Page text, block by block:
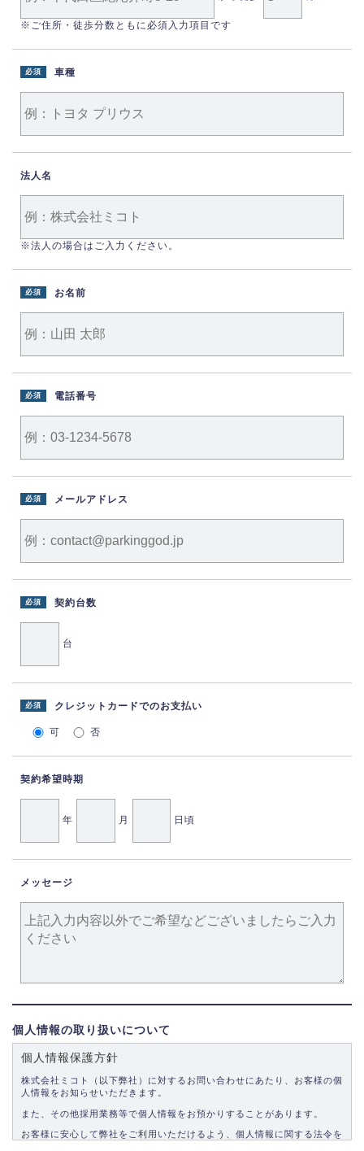
※ご住所・徒歩分数ともに必須入力項目です
車種
必須
法人名
※法人の場合はご入力ください。
お名前
必須
電話番号
必須
メールアドレス
必須
契約台数
必須
台
クレジットカードでのお支払い
必須
可 否
契約希望時期
年 月 日頃
メッセージ
個人情報の取り扱いについて
個人情報保護方針
株式会社ミコト（以下弊社）に対するお問い合わせにあたり、お客様の個
人情報をお知らせいただきます。
また、その他採用業務等で個人情報をお預かりすることがあります。
お客様に安心して弊社をご利用いただけるよう、個人情報に関する法令を